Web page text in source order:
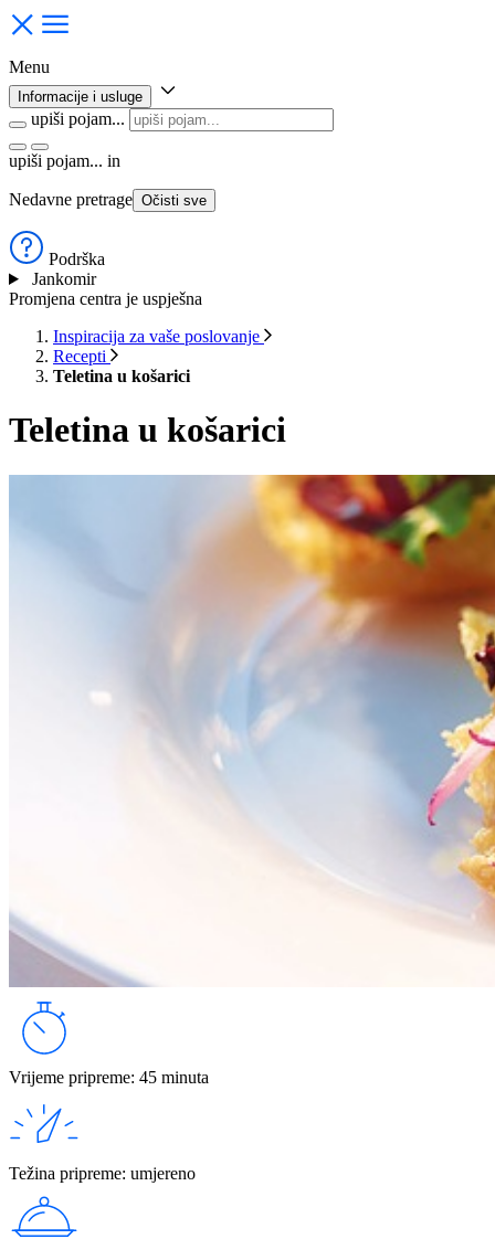
Menu
Informacije i usluge
upiši pojam...
upiši pojam... in
Nedavne pretrage Očisti sve
Podrška
Jankomir
Promjena centra je uspješna
Inspiracija za vaše poslovanje
Recepti
Teletina u košarici
Teletina u košarici
Vrijeme pripreme: 45 minuta
Težina pripreme: umjereno